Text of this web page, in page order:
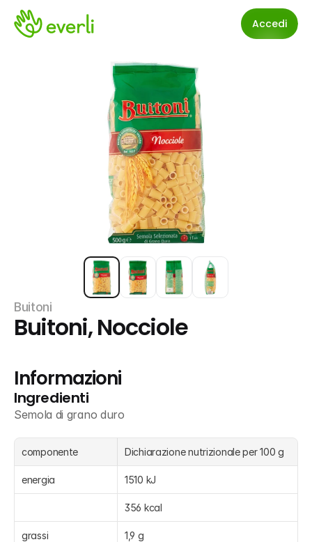
Accedi
Buitoni
Buitoni, Nocciole
Informazioni
Ingredienti
Semola di grano duro
componente Dichiarazione nutrizionale per 100 g
energia 1510 kJ
356 kcal
grassi 1,9 g